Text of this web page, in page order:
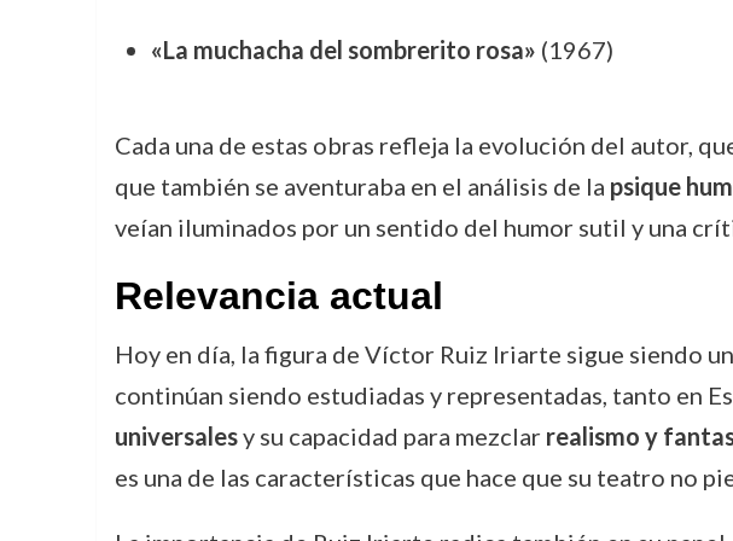
«La muchacha del sombrerito rosa» (1967)
Cada una de estas obras refleja la evolución del autor,
que también se aventuraba en el análisis de la psique
veían iluminados por un sentido del humor sutil y una
Relevancia actual
Hoy en día, la figura de Víctor Ruiz Iriarte sigue siendo
continúan siendo estudiadas y representadas, tanto en
universalesy su capacidad para mezclar realismo y
es una de las características que hace que su teatro no